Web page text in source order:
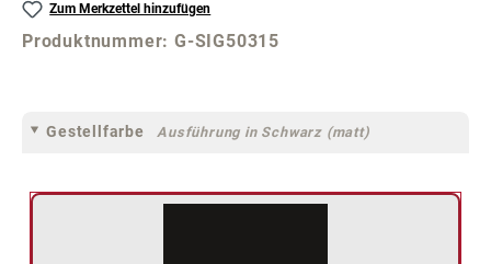
Zum Merkzettel hinzufügen
Produktnummer:G-SIG50315
Gestellfarbe Ausführung in Schwarz (matt)